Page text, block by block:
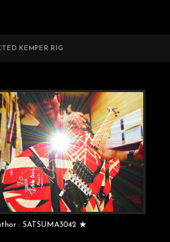
KEMPER RIG
: SATSUMA3042 ★